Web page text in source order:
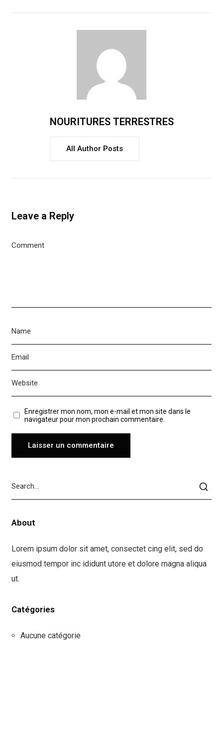
NOURITURES TERRESTRES
All Author Posts
Leave a Reply
Enregistrer mon nom, mon e-mail et mon site dans le
navigateur pour mon prochain commentaire.
About
Lorem ipsum dolor sit amet, consectet cing elit, sed do
eiusmod tempor inc ididunt utore et dolore magna aliqua
ut.
Catégories
Aucune catégorie